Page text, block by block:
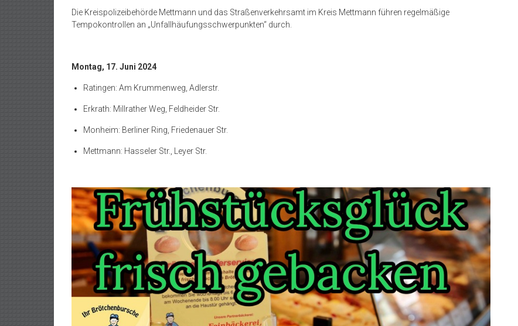
Die Kreispolizeibehörde Mettmann und das Straßenverkehrsamt im Kreis Mettmann führen regelmäßige
Tempokontrollen an „Unfallhäufungsschwerpunkten“ durch.
Montag, 17. Juni 2024
Ratingen: Am Krummenweg, Adlerstr.
Erkrath: Millrather Weg, Feldheider Str.
Monheim: Berliner Ring, Friedenauer Str.
Mettmann: Hasseler Str., Leyer Str.